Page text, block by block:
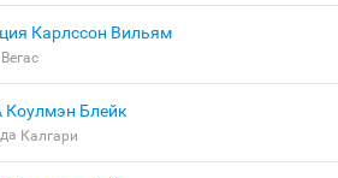
Карлссон Вильям
Вегас
Коулмэн Блейк
Калгари